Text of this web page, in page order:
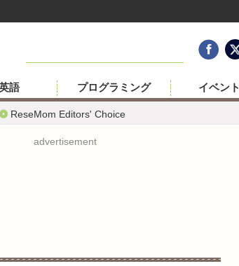
ReseMom Editors' Choice
語 プログラミング イベント
advertisement